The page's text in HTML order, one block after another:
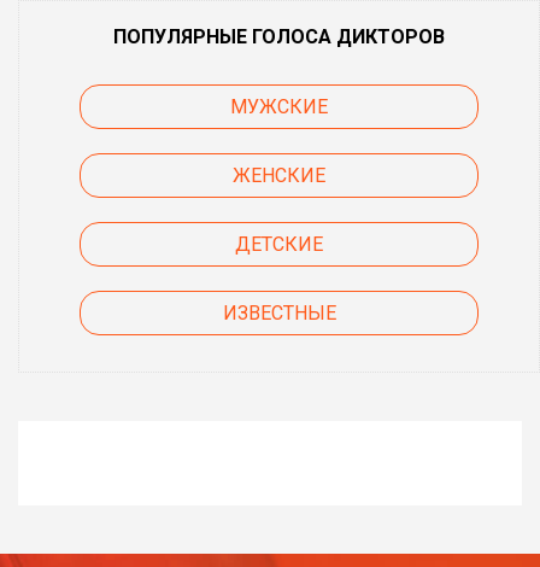
ПОПУЛЯРНЫЕ ГОЛОСА ДИКТОРОВ
МУЖСКИЕ
ЖЕНСКИЕ
ДЕТСКИЕ
ИЗВЕСТНЫЕ